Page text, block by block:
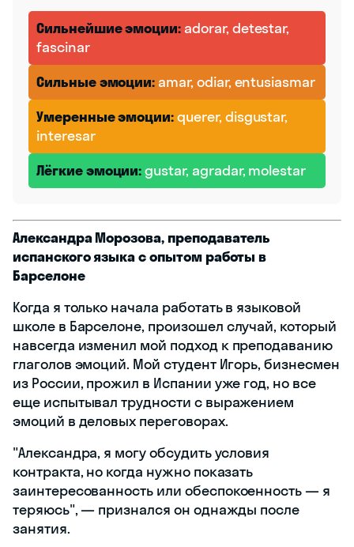
Сильнейшие эмоции: adorar, detestar,
fascinar
Сильные эмоции: amar, odiar, entusiasmar
Умеренные эмоции:querer, disgustar,
interesar
Лёгкие эмоции:gustar, agradar, molestar
Александра Морозова, преподаватель
испанского языка с опытом работы в
Барселоне
Когда я только начала работать в языковой
школе в Барселоне, произошел случай, который
навсегда изменил мой подход к преподаванию
глаголов эмоций. Мой студент Игорь, бизнесмен
из России, прожил в Испании уже год, но все
еще испытывал трудности с выражением
эмоций в деловых переговорах.
"Александра, я могу обсудить условия
контракта, но когда нужно показать
заинтересованность или обеспокоенность — я
теряюсь", — признался он однажды после
занятия.